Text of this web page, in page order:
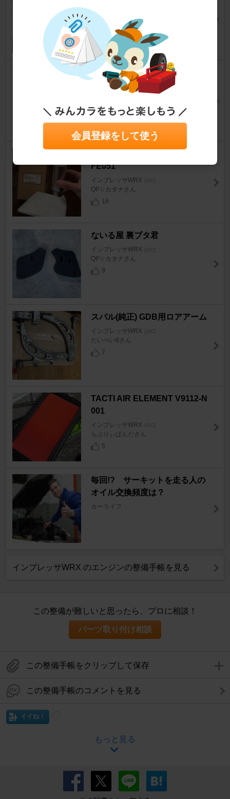
つる丸さん
10
メーターパネルのＬＥＤ化
インプレッサWRX
0
FE051
インプレッサWRX [GC]
QP☆カタナさん
16
ないる屋 裏ブタ君
インプレッサWRX [GC]
QP☆カタナさん
9
スバル(純正) GDB用ロアアーム
インプレッサWRX [GC]
たいぺい8さん
7
TACTI AIR ELEMENT V9112-N
001
インプレッサWRX [GC]
らぶりぃぱんださん
5
毎回!? サーキットを走る人の
オイル交換頻度は？
カーライフ
インプレッサWRX のエンジンの整備手帳を見る
この整備が難しいと思ったら、プロに相談！
パーツ取り付け相談
この整備手帳をクリップして保存
この整備手帳のコメントを見る
イイね！
もっと見る
会員登録をして使う